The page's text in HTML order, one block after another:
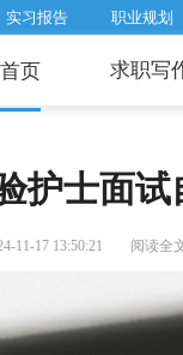
实习报告 职业规划
首页 求职写
护士面试
11-17 13:50:21 阅读全